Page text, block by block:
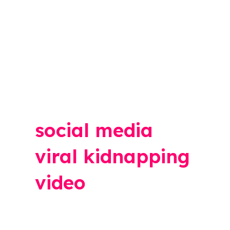
social media
viral kidnapping
video